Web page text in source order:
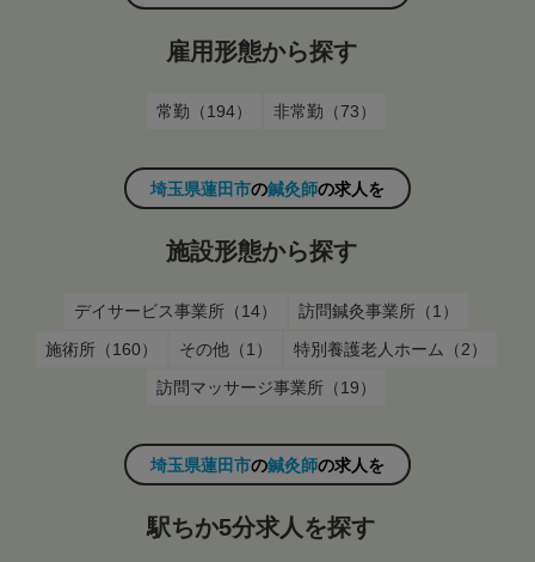
雇用形態から探す
常勤（194） 非常勤（73）
埼玉県蓮田市の鍼灸師の求人を
施設形態から探す
デイサービス事業所（14）
訪問鍼灸事業所（1）
施術所（160）
その他（1）
特別養護老人ホーム（2）
訪問マッサージ事業所（19）
埼玉県蓮田市の鍼灸師の求人を
駅ちか5分求人を探す